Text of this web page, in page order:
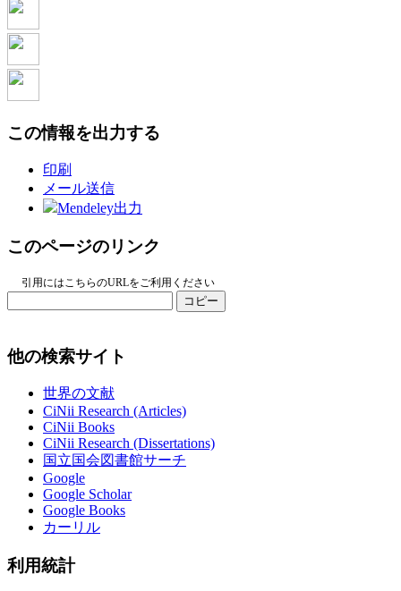
この情報を出力する
印刷
メール送信
Mendeley出力
このページのリンク
引用にはこちらのURLをご利用ください
コピー
他の検索サイト
世界の文献
CiNii Research (Articles)
CiNii Books
CiNii Research (Dissertations)
国立国会図書館サーチ
Google
Google Scholar
Google Books
カーリル
利用統計